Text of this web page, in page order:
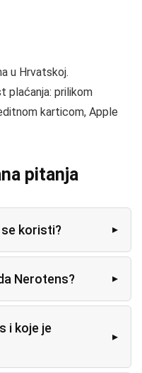
u Hrvatskoj.
plaćanja: prilikom
karticom, Apple
pitanja
koristi?
Nerotens?
i koje je